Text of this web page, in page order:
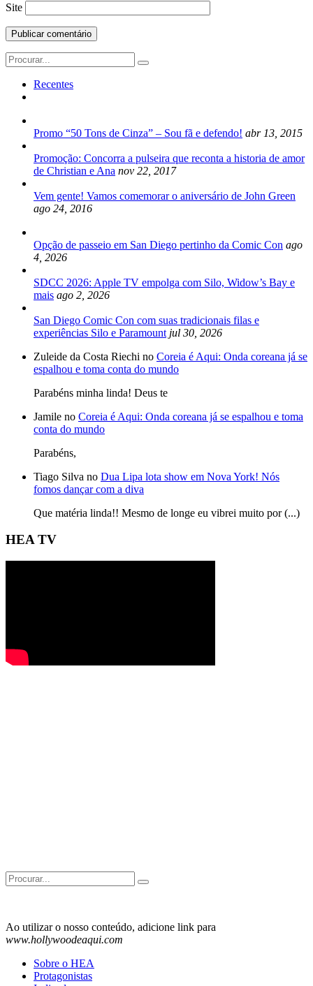
Site
Search
for:
Recentes
Promo “50 Tons de Cinza” – Sou fã e defendo! abr 13, 2015
Promoção: Concorra a pulseira que reconta a historia de amor
de Christian e Ana nov 22, 2017
Vem gente! Vamos comemorar o aniversário de John Green
ago 24, 2016
Opção de passeio em San Diego pertinho da Comic Con ago
4, 2026
SDCC 2026: Apple TV empolga com Silo, Widow’s Bay e
mais ago 2, 2026
San Diego Comic Con com suas tradicionais filas e
experiências Silo e Paramount jul 30, 2026
Zuleide da Costa Riechi no Coreia é Aqui: Onda coreana já se
espalhou e toma conta do mundo
Parabéns minha linda! Deus te
Jamile no Coreia é Aqui: Onda coreana já se espalhou e toma
conta do mundo
Parabéns,
Tiago Silva no Dua Lipa lota show em Nova York! Nós
fomos dançar com a diva
Que matéria linda!! Mesmo de longe eu vibrei muito por (...)
HEA TV
Search
for:
Ao utilizar o nosso conteúdo, adicione link para
www.hollywoodeaqui.com
Sobre o HEA
Protagonistas